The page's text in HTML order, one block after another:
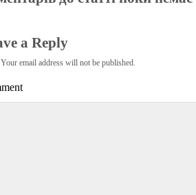
a Reply
Your email address will not be published.